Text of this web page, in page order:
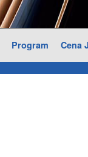
Program Cena